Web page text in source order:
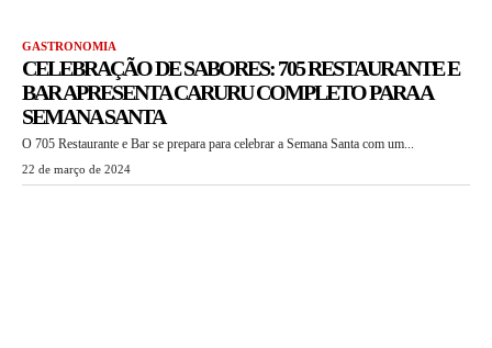
GASTRONOMIA
CELEBRAÇÃO DE SABORES: 705 RESTAURANTE E
BAR APRESENTA CARURU COMPLETO PARA A
SEMANA SANTA
O 705 Restaurante e Bar se prepara para celebrar a Semana Santa com um...
22 de março de 2024